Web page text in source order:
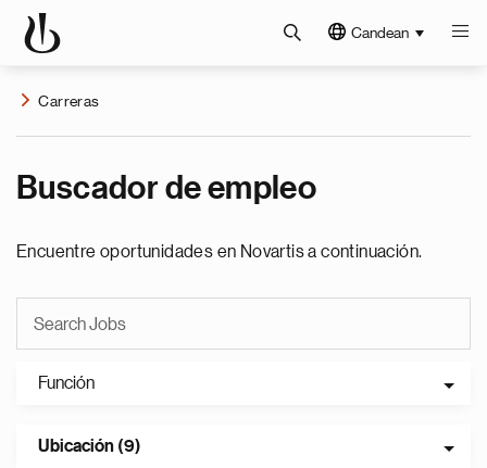
Candean
Carreras
Buscador de empleo
Encuentre oportunidades en Novartis a continuación.
Función
Ubicación (9)